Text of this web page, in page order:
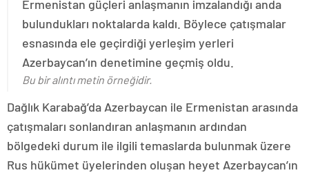
Ermenistan güçleri anlaşmanın imzalandığı anda
bulundukları noktalarda kaldı. Böylece çatışmalar
esnasında ele geçirdiği yerleşim yerleri
Azerbaycan’ın denetimine geçmiş oldu.
Bu bir alıntı metin örneğidir.
Dağlık Karabağ’da Azerbaycan ile Ermenistan arasında
çatışmaları sonlandıran anlaşmanın ardından
bölgedeki durum ile ilgili temaslarda bulunmak üzere
Rus hükümet üyelerinden oluşan heyet Azerbaycan’ın